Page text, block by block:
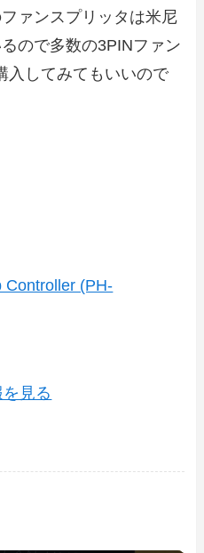
ァンスプリッタは米尼
ので多数の3PINファン
入してみてもいいので
Controller (PH-
見る